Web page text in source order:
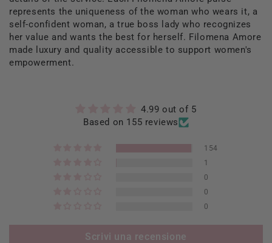
represents the uniqueness of the woman who wears it, a
self-confident woman, a true boss lady who recognizes
her value and wants the best for herself. Filomena Amore
made luxury and quality accessible to support women's
empowerment.
4.99 out of 5
Based on 155 reviews
154
1
0
0
0
Scrivi una recensione